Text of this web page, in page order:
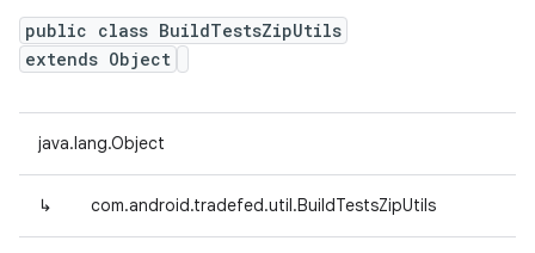
public class BuildTestsZipUtils
extends Object
java.lang.Object
↳ com.android.tradefed.util.BuildTestsZipUtils